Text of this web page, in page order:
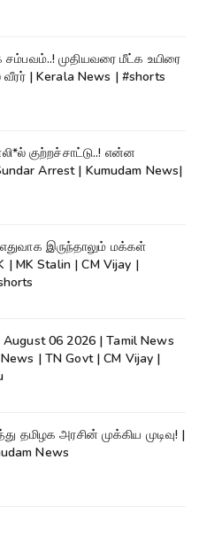
முதியவரை மீட்க உயிரை
| Kerala News | #shorts
குற்றச்சாட்டு..! என்ன
Arrest | Kumudam News|
இருந்தாலும் மக்கள்
| MK Stalin | CM Vijay |
06 2026 | Tamil News
| TN Govt | CM Vijay |
தமிழக அரசின் முக்கிய முடிவு! |
News